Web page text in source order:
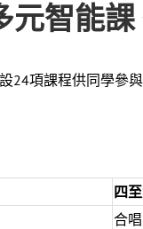
元智能課
24項課程供同學參
四
合